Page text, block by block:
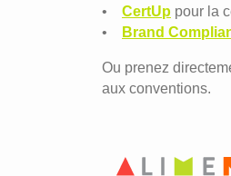
• CertUp pour la
•
Brand
Ou prenez
aux conventions.